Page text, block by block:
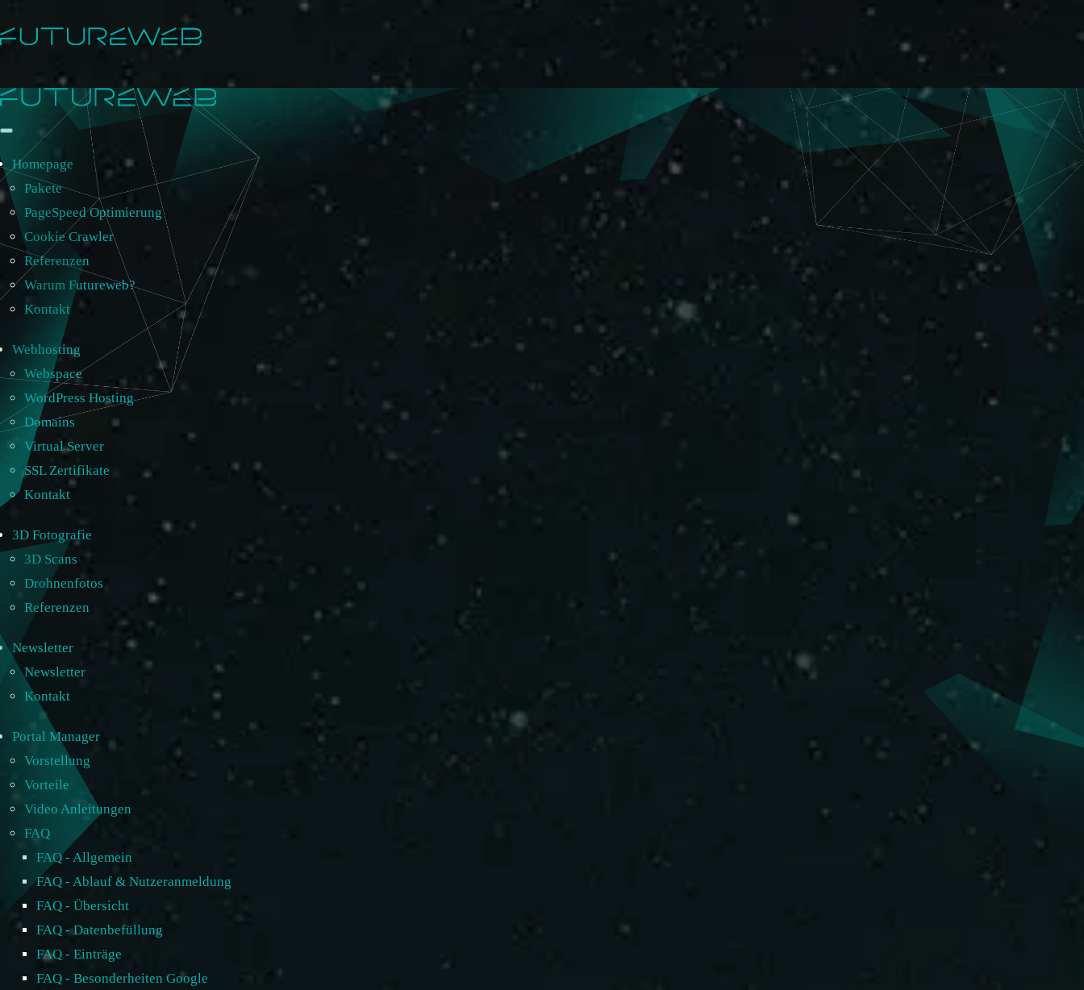
Homepage
Pakete
PageSpeed Optimierung
Cookie Crawler
Referenzen
Warum Futureweb?
Kontakt
Webhosting
Webspace
WordPress Hosting
Domains
Virtual Server
SSL Zertifikate
Kontakt
3D Fotografie
3D Scans
Drohnenfotos
Referenzen
Newsletter
Newsletter
Kontakt
Portal Manager
Vorstellung
Vorteile
Video Anleitungen
FAQ
FAQ - Allgemein
FAQ - Ablauf & Nutzeranmeldung
FAQ - Übersicht
FAQ - Datenbefüllung
FAQ - Einträge
FAQ - Besonderheiten Google